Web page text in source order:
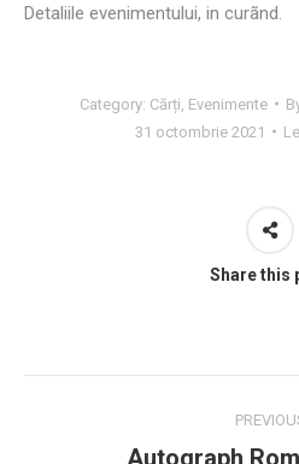
Detaliile evenimentului, in curãnd.
Category: Cărți Evenimente
31 octombrie 2021
Share this
navigation
Autograph